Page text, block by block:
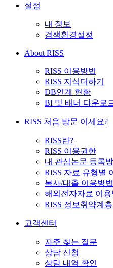
설정
내 정보
검색환경설정
About RISS
RISS 이용방법
RISS 지식더하기
DB연계 현황
BI 및 배너 다운로
RISS 처음 방문 이세요?
RISS란?
RISS 이용권한
내 관심논문 등록
RISS 자료 유형별
복사/대출 이용방법
해외전자자료 이용
RISS 정보취약계
고객센터
자주 찾는 질문
상담 신청
상담 내역 확인